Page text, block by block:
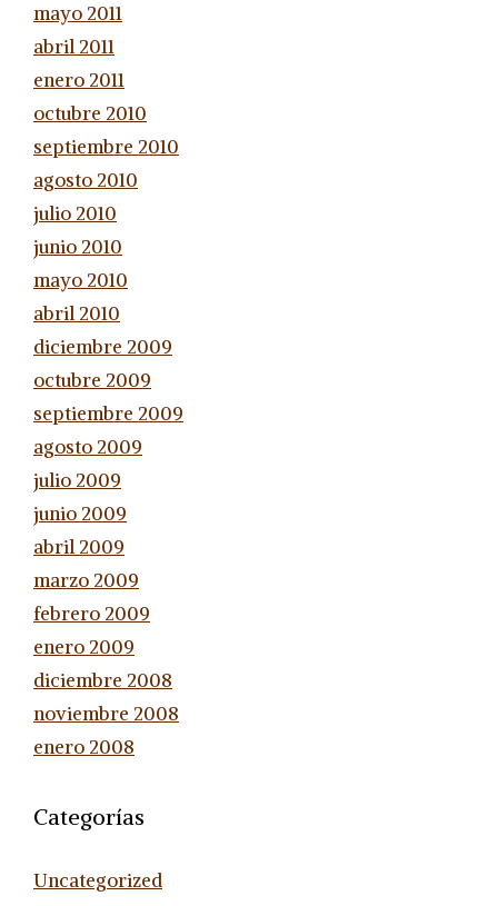
mayo 2011
abril 2011
enero 2011
octubre 2010
septiembre 2010
agosto 2010
julio 2010
junio 2010
mayo 2010
abril 2010
diciembre 2009
octubre 2009
septiembre 2009
agosto 2009
julio 2009
junio 2009
abril 2009
marzo 2009
febrero 2009
enero 2009
diciembre 2008
noviembre 2008
enero 2008
Categorías
Uncategorized